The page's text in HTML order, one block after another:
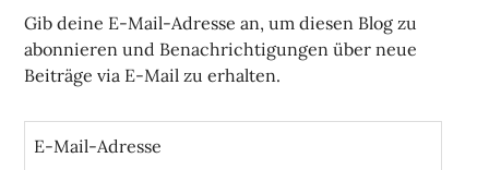
Gib deine E-Mail-Adresse an, um diesen Blog zu
abonnieren und Benachrichtigungen über neue
Beiträge via E-Mail zu erhalten.